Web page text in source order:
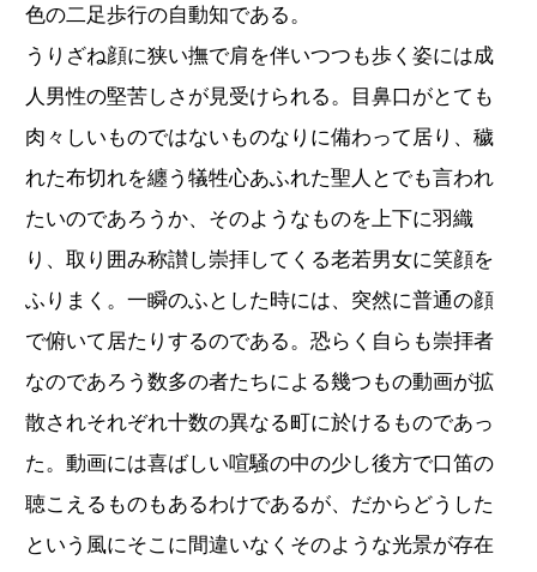
色の二足歩行の自動知である。
うりざね顔に狭い撫で肩を伴いつつも歩く姿には成
人男性の堅苦しさが見受けられる。目鼻口がとても
肉々しいものではないものなりに備わって居り、穢
れた布切れを纏う犠牲心あふれた聖人とでも言われ
たいのであろうか、そのようなものを上下に羽織
り、取り囲み称讃し崇拝してくる老若男女に笑顔を
ふりまく。一瞬のふとした時には、突然に普通の顔
で俯いて居たりするのである。恐らく自らも崇拝者
なのであろう数多の者たちによる幾つもの動画が拡
散されそれぞれ十数の異なる町に於けるものであっ
た。動画には喜ばしい喧騒の中の少し後方で口笛の
聴こえるものもあるわけであるが、だからどうした
という風にそこに間違いなくそのような光景が存在